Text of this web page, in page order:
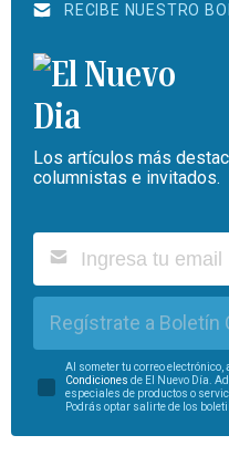
RECIBE NUESTRO
Los artículos más
columnistas e invitados.
Regístrate a Boletín
Al someter tu correo electrónico,
Condiciones de El Nuevo Día.
especiales de productos o
Podrás optar salirte de los